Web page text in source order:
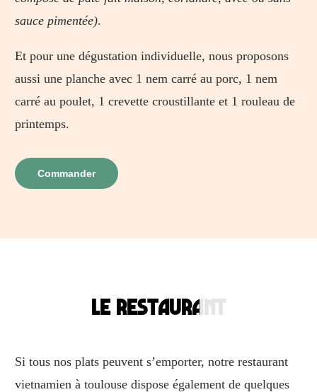
sauce pimentée).
Et pour une dégustation individuelle, nous proposons
aussi une planche avec 1 nem carré au porc, 1 nem
carré au poulet, 1 crevette croustillante et 1 rouleau de
printemps.
Commander
LE Restaurant
Si tous nos plats peuvent s’emporter, notre restaurant
vietnamien à toulouse dispose également de quelques